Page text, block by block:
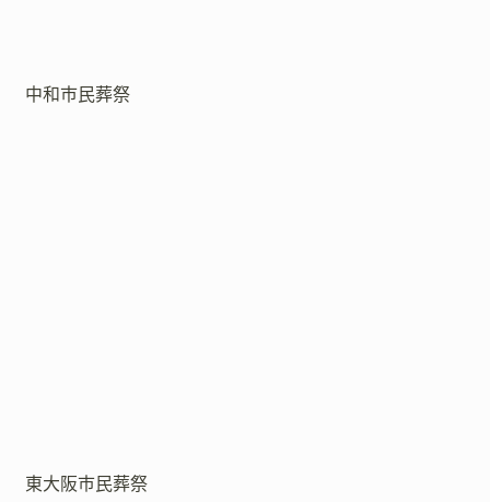
中和市民葬祭
東大阪市民葬祭